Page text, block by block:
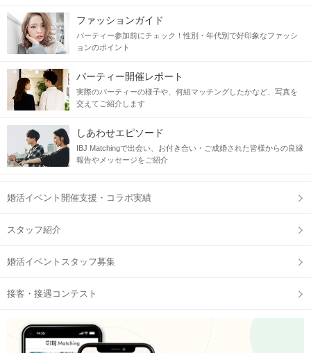
ファッションガイド
パーティー参加前にチェック！性別・年代別で好印象なファッシ
ョンのポイント
パーティー開催レポート
実際のパーティーの様子や、何組マッチングしたかなど、写真を
交えてご紹介します
しあわせエピソード
IBJ Matchingで出会い、お付き合い・ご成婚された皆様からの良縁
報告やメッセージをご紹介
婚活イベント開催支援・コラボ実績
スタッフ紹介
婚活イベントスタッフ募集
接客・接遇コンテスト